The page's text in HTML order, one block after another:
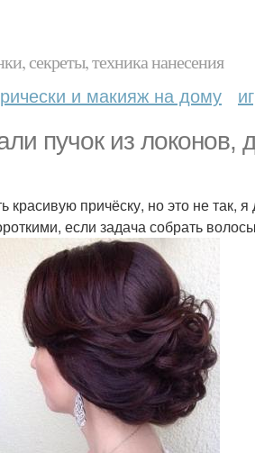
секреты, техника нанесения
и макияж на дому
пучок из локонов,
красивую причёску, но это не так,
если задача собрать волосы